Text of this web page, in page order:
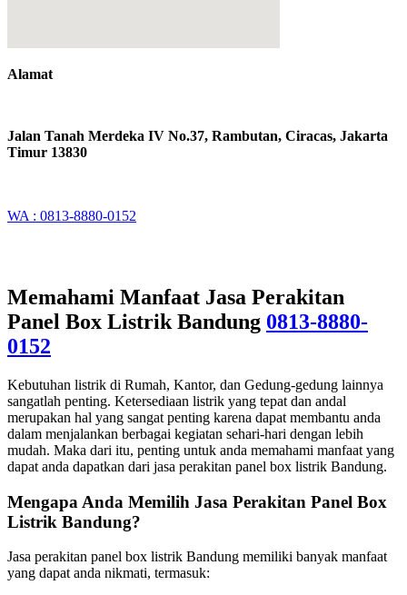
Alamat
Jalan Tanah Merdeka IV No.37, Rambutan, Ciracas, Jakarta
Timur 13830
WA : 0813-8880-0152
Memahami Manfaat Jasa Perakitan
Panel Box Listrik Bandung 0813-8880-
0152
Kebutuhan listrik di Rumah, Kantor, dan Gedung-gedung lainnya
sangatlah penting. Ketersediaan listrik yang tepat dan andal
merupakan hal yang sangat penting karena dapat membantu anda
dalam menjalankan berbagai kegiatan sehari-hari dengan lebih
mudah. Maka dari itu, penting untuk anda memahami manfaat yang
dapat anda dapatkan dari jasa perakitan panel box listrik Bandung.
Mengapa Anda Memilih Jasa Perakitan Panel Box
Listrik Bandung?
Jasa perakitan panel box listrik Bandung memiliki banyak manfaat
yang dapat anda nikmati, termasuk: